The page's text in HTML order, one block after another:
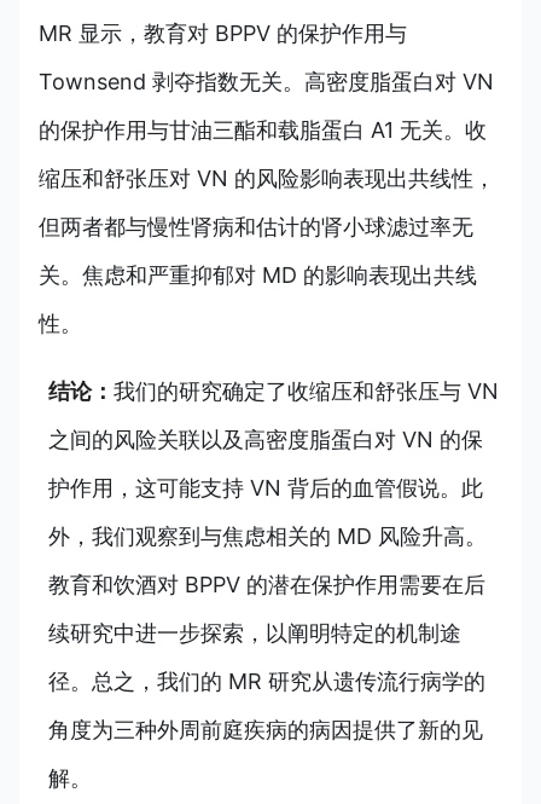
MR 显示，教育对 BPPV 的保护作用与
Townsend 剥夺指数无关。高密度脂蛋白对 VN
的保护作用与甘油三酯和载脂蛋白 A1 无关。收
缩压和舒张压对 VN 的风险影响表现出共线性，
但两者都与慢性肾病和估计的肾小球滤过率无
关。焦虑和严重抑郁对 MD 的影响表现出共线
性。
结论： 我们的研究确定了收缩压和舒张压与 VN
之间的风险关联以及高密度脂蛋白对 VN 的保
护作用，这可能支持 VN 背后的血管假说。此
外，我们观察到与焦虑相关的 MD 风险升高。
教育和饮酒对 BPPV 的潜在保护作用需要在后
续研究中进一步探索，以阐明特定的机制途
径。总之，我们的 MR 研究从遗传流行病学的
角度为三种外周前庭疾病的病因提供了新的见
解。